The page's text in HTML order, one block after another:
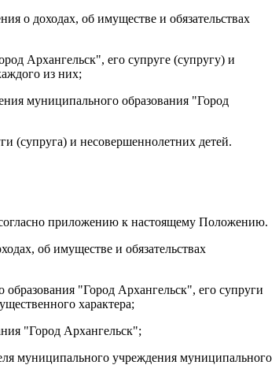
о доходах, об имуществе и обязательствах
Архангельск", его супруге (супругу) и
из них;
муниципального образования "Город
(супруга) и несовершеннолетних детей.
приложению к настоящему Положению.
об имуществе и обязательствах
образования "Город Архангельск", его супруги
характера;
"Город Архангельск";
муниципального учреждения муниципального